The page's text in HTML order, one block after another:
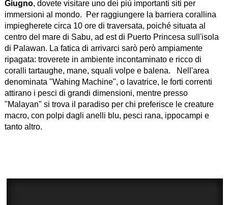
Giugno, dovete visitare uno dei più importanti siti per
immersioni al mondo. Per raggiungere la barriera corallina
impiegherete circa 10 ore di traversata, poiché situata al
centro del mare di Sabu, ad est di Puerto Princesa sull'isola
di Palawan. La fatica di arrivarci sarò però ampiamente
ripagata: troverete in ambiente incontaminato e ricco di
coralli tartaughe, mane, squali volpe e balena. Nell'area
denominata "Wahing Machine", o lavatrice, le forti correnti
attirano i pesci di grandi dimensioni, mentre presso
"Malayan" si trova il paradiso per chi preferisce le creature
macro, con polpi dagli anelli blu, pesci rana, ippocampi e
tanto altro.